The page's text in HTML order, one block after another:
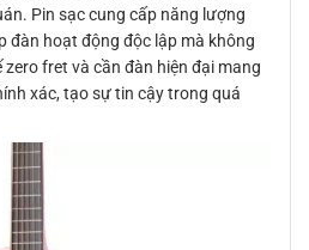
Pin sạc cung cấp năng lượng
đàn hoạt động độc lập mà không
fret và cần đàn hiện đại mang
xác, tạo sự tin cậy trong quá